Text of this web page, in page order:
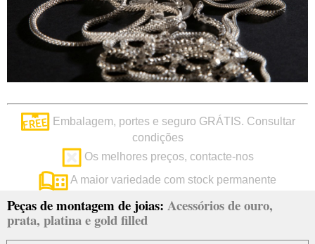
Embalagem, portes e seguro GRÁTIS. Consultar
condições
Os melhores preços, contacte-nos
A maior variedade com stock permanente
Peças de montagem de joias: Acessórios de ouro,
prata, platina e gold filled